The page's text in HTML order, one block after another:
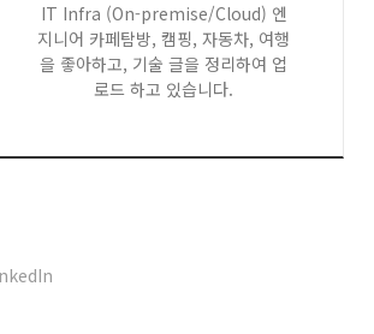
IT Infra (On-premise/Cloud) 엔
지니어 카페탐방, 캠핑, 자동차, 여행
을 좋아하고, 기술 글을 정리하여 업
로드 하고 있습니다.